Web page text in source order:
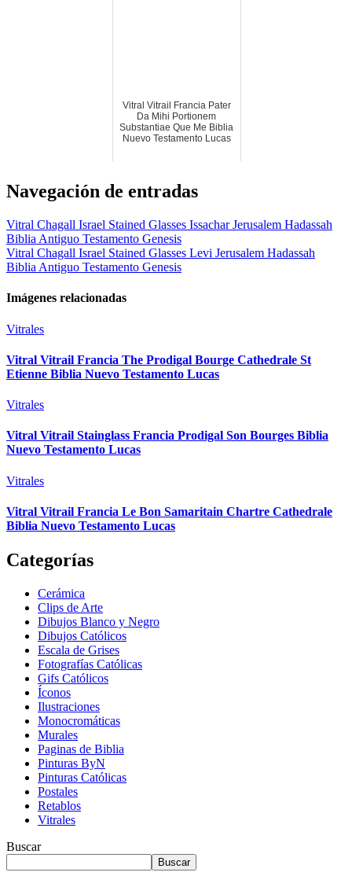
Vitral Vitrail Francia Pater
Da Mihi Portionem
Substantiae Que Me Biblia
Nuevo Testamento Lucas
Navegación de entradas
Vitral Chagall Israel Stained Glasses Issachar Jerusalem Hadassah
Biblia Antiguo Testamento Genesis
Vitral Chagall Israel Stained Glasses Levi Jerusalem Hadassah
Biblia Antiguo Testamento Genesis
Imágenes relacionadas
Vitrales
Vitral Vitrail Francia The Prodigal Bourge Cathedrale St
Etienne Biblia Nuevo Testamento Lucas
Vitrales
Vitral Vitrail Stainglass Francia Prodigal Son Bourges Biblia
Nuevo Testamento Lucas
Vitrales
Vitral Vitrail Francia Le Bon Samaritain Chartre Cathedrale
Biblia Nuevo Testamento Lucas
Categorías
Cerámica
Clips de Arte
Dibujos Blanco y Negro
Dibujos Católicos
Escala de Grises
Fotografías Católicas
Gifs Católicos
Íconos
Ilustraciones
Monocromáticas
Murales
Paginas de Biblia
Pinturas ByN
Pinturas Católicas
Postales
Retablos
Vitrales
Buscar
Buscar